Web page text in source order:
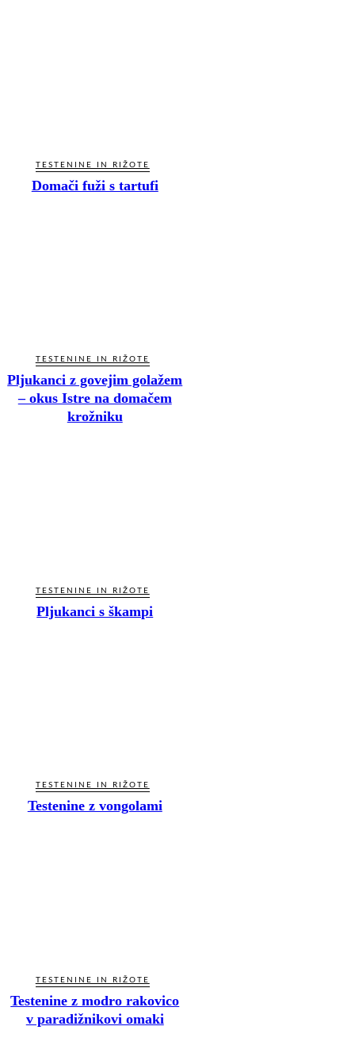
TESTENINE IN RIŽOTE
Domači fuži s tartufi
TESTENINE IN RIŽOTE
Pljukanci z govejim golažem
– okus Istre na domačem
krožniku
TESTENINE IN RIŽOTE
Pljukanci s škampi
TESTENINE IN RIŽOTE
Testenine z vongolami
TESTENINE IN RIŽOTE
Testenine z modro rakovico
v paradižnikovi omaki